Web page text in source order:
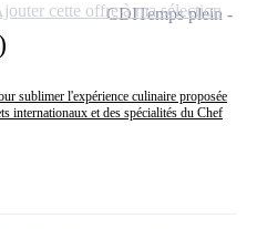
sublimer l'expérience culinaire proposée
internationaux et des spécialités du Chef
CDITemps plein
cette offre à ma sélection